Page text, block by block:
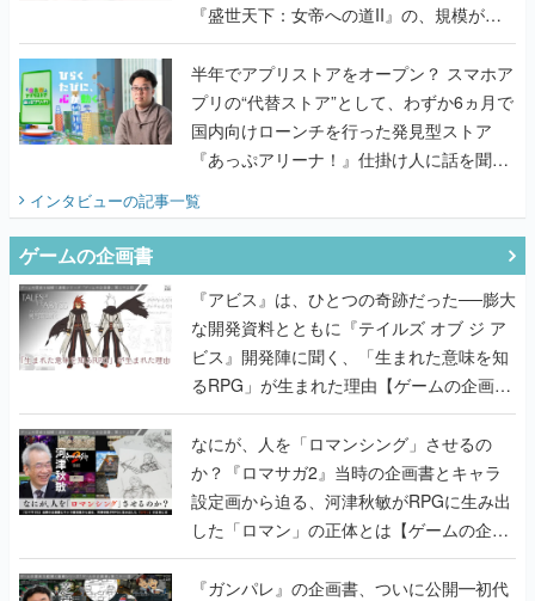
『盛世天下：女帝への道II』の、規模が違
うこだわりをプロデューサーに聞いた
半年でアプリストアをオープン？ スマホア
プリの“代替ストア”として、わずか6ヵ月で
国内向けローンチを行った発見型ストア
『あっぷアリーナ！』仕掛け人に話を聞い
インタビューの記事一覧
ゲームの企画書
『アビス』は、ひとつの奇跡だった──膨大
な開発資料とともに『テイルズ オブ ジ ア
ビス』開発陣に聞く、「生まれた意味を知
るRPG」が生まれた理由【ゲームの企画
書】
なにが、人を「ロマンシング」させるの
か？『ロマサガ2』当時の企画書とキャラ
設定画から迫る、河津秋敏がRPGに生み出
した「ロマン」の正体とは【ゲームの企画
書】
『ガンパレ』の企画書、ついに公開━初代